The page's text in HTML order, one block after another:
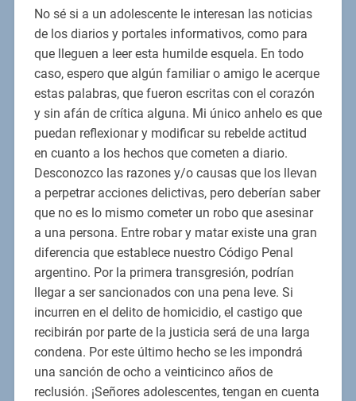
No sé si a un adolescente le interesan las noticias
de los diarios y portales informativos, como para
que lleguen a leer esta humilde esquela. En todo
caso, espero que algún familiar o amigo le acerque
estas palabras, que fueron escritas con el corazón
y sin afán de crítica alguna. Mi único anhelo es que
puedan reflexionar y modificar su rebelde actitud
en cuanto a los hechos que cometen a diario.
Desconozco las razones y/o causas que los llevan
a perpetrar acciones delictivas, pero deberían saber
que no es lo mismo cometer un robo que asesinar
a una persona. Entre robar y matar existe una gran
diferencia que establece nuestro Código Penal
argentino. Por la primera transgresión, podrían
llegar a ser sancionados con una pena leve. Si
incurren en el delito de homicidio, el castigo que
recibirán por parte de la justicia será de una larga
condena. Por este último hecho se les impondrá
una sanción de ocho a veinticinco años de
reclusión. ¡Señores adolescentes, tengan en cuenta